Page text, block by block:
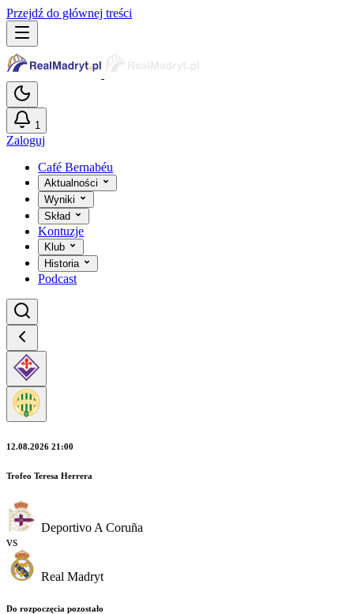
Przejdź do głównej treści
1
Zaloguj
Café Bernabéu
Aktualności
Wyniki
Skład
Kontuzje
Klub
Historia
Podcast
12.08.2026 21:00
Trofeo Teresa Herrera
Deportivo A Coruña
vs
Real Madryt
Do rozpoczęcia pozostało